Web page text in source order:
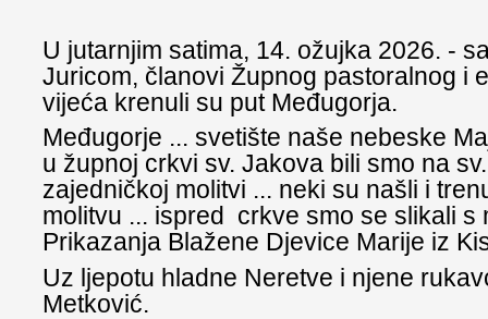
U jutarnjim satima, 14. ožujka 2026. -
Juricom, članovi Župnog pastoralnog i
vijeća krenuli su put Međugorja.
Međugorje ... svetište naše nebeske
u župnoj crkvi sv. Jakova bili smo na
zajedničkoj molitvi ... neki su našli i
molitvu ... ispred crkve smo se slikali s
Prikazanja Blažene Djevice Marije iz
Uz ljepotu hladne Neretve i njene
Metković.